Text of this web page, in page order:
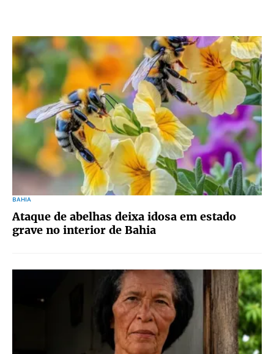
BAHIA
Ataque de abelhas deixa idosa em estado
grave no interior de Bahia